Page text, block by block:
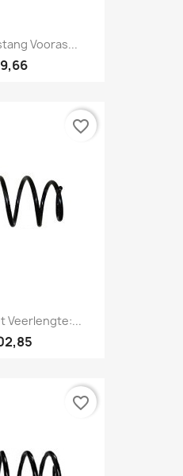
Vooras...
Veerlengte:...
favorite_border
favorite_border